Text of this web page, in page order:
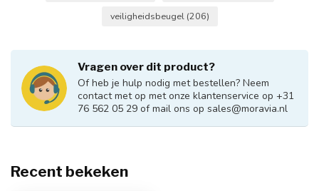
veiligheidsbeugel (206)
Vragen over dit product?
Of heb je hulp nodig met bestellen? Neem
contact met op met onze klantenservice op +31
76 562 05 29 of mail ons op sales@moravia.nl
Recent bekeken